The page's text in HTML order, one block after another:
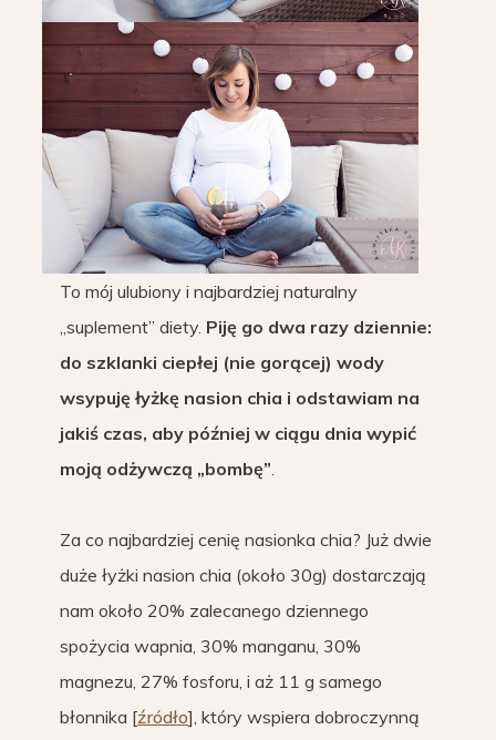
To mój ulubiony i najbardziej naturalny
„suplement” diety. Piję go dwa razy dziennie:
do szklanki ciepłej (nie gorącej) wody
wsypuję łyżkę nasion chia i odstawiam na
jakiś czas, aby później w ciągu dnia wypić
moją odżywczą „bombę”.
Za co najbardziej cenię nasionka chia? Już dwie
duże łyżki nasion chia (około 30g) dostarczają
nam około 20% zalecanego dziennego
spożycia wapnia, 30% manganu, 30%
magnezu, 27% fosforu, i aż 11 g samego
błonnika [źródło], który wspiera dobroczynną